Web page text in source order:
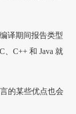
译期间报告类型
C++ 和 Java 就
的某些优点也会